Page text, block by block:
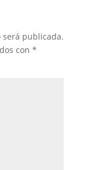
publicada.
con *